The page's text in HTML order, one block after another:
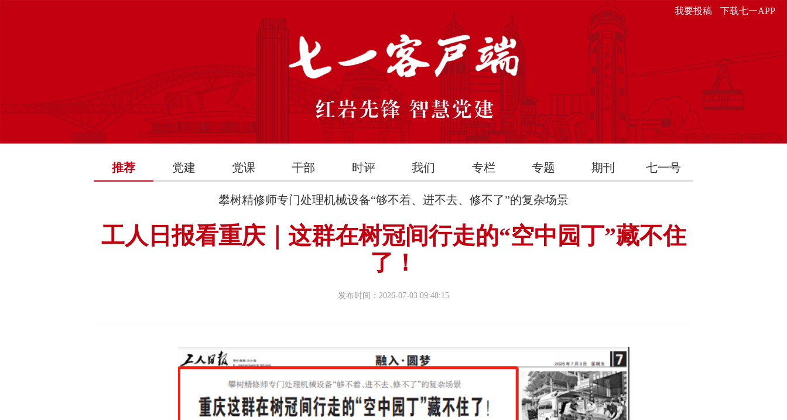
我要投稿 下载七一APP
推荐 党建 党课 干部 时评 我们 专栏 专题 期刊 七一号
攀树精修师专门处理机械设备“够不着、进不去、修不了”的复杂场景
工人日报看重庆｜这群在树冠间行走的“空中园丁”藏不住
了！
发布时间：2026-07-03 09:48:15